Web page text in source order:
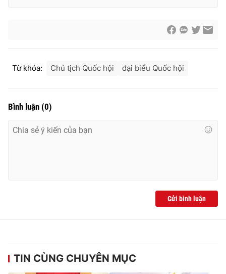
Từ khóa: Chủ tịch Quốc hội đại biểu Quốc hội
Bình luận (0)
Gửi bình luận
TIN CÙNG CHUYÊN MỤC